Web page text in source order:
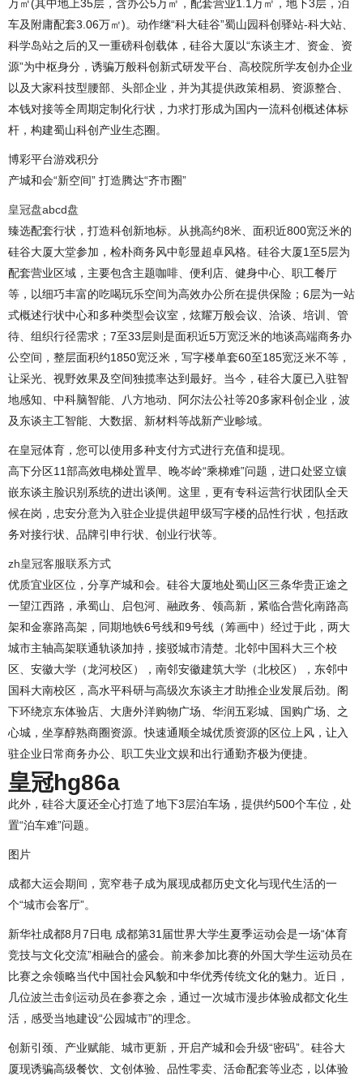
万㎡(其中地上35层，含办公5万㎡，配套营业1.1万㎡，地下3层，泊
车及附庸配套3.06万㎡)。动作继“科大硅谷”蜀山园科创驿站-科大站、
科学岛站之后的又一重磅科创载体，硅谷大厦以“东谈主才、资金、资
源”为中枢身分，诱骗万般科创新式研发平台、高校院所学友创办企业
以及大家科技型腰部、头部企业，并为其提供政策相易、资源整合、
本钱对接等全周期定制化行状，力求打形成为国内一流科创概述体标
杆，构建蜀山科创产业生态圈。
博彩平台游戏积分
产城和会“新空间” 打造腾达“齐市圈”
皇冠盘abcd盘
臻选配套行状，打造科创新地标。从挑高约8米、面积近800宽泛米的
硅谷大厦大堂参加，检朴商务风中彰显超卓风格。硅谷大厦1至5层为
配套营业区域，主要包含主题咖啡、便利店、健身中心、职工餐厅
等，以细巧丰富的吃喝玩乐空间为高效办公所在提供保险；6层为一站
式概述行状中心和多种类型会议室，炫耀万般会议、洽谈、培训、管
待、组织行径需求；7至33层则是面积近5万宽泛米的地谈高端商务办
公空间，整层面积约1850宽泛米，写字楼单套60至185宽泛米不等，
让采光、视野效果及空间独揽率达到最好。当今，硅谷大厦已入驻智
地感知、中科脑智能、八方地动、阿尔法公社等20多家科创企业，波
及东谈主工智能、大数据、新材料等战新产业畛域。
在皇冠体育，您可以使用多种支付方式进行充值和提现。
高下分区11部高效电梯处置早、晚岑岭“乘梯难”问题，进口处竖立镶
嵌东谈主脸识别系统的进出谈闸。这里，更有专科运营行状团队全天
候在岗，忠安分意为入驻企业提供超甲级写字楼的品性行状，包括政
务对接行状、品牌引申行状、创业行状等。
zh皇冠客服联系方式
优质宜业区位，分享产城和会。硅谷大厦地处蜀山区三条华贵正途之
一望江西路，承蜀山、启包河、融政务、领高新，紧临合营化南路高
架和金寨路高架，同期地铁6号线和9号线（筹画中）经过于此，两大
城市主轴高架联通轨谈加持，接驳城市清楚。北邻中国科大三个校
区、安徽大学（龙河校区），南邻安徽建筑大学（北校区），东邻中
国科大南校区，高水平科研与高级次东谈主才助推企业发展后劲。阁
下环绕京东体验店、大唐外洋购物广场、华润五彩城、国购广场、之
心城，坐享醇熟商圈资源。快速通顺全城优质资源的区位上风，让入
驻企业日常商务办公、职工失业文娱和出行通勤齐极为便捷。
皇冠hg86a
此外，硅谷大厦还全心打造了地下3层泊车场，提供约500个车位，处
置“泊车难”问题。
图片
成都大运会期间，宽窄巷子成为展现成都历史文化与现代生活的一
个“城市会客厅”。
新华社成都8月7日电 成都第31届世界大学生夏季运动会是一场“体育
竞技与文化交流”相融合的盛会。前来参加比赛的外国大学生运动员在
比赛之余领略当代中国社会风貌和中华优秀传统文化的魅力。近日，
几位波兰击剑运动员在参赛之余，通过一次城市漫步体验成都文化生
活，感受当地建设“公园城市”的理念。
创新引颈、产业赋能、城市更新，开启产城和会升级“密码”。硅谷大
厦现诱骗高级餐饮、文创体验、品性零卖、活命配套等业态，以体验